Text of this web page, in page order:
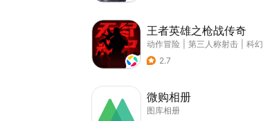
王者英雄之枪战传奇
动作冒险 第三人称射击 科幻
2.7
微购相册
图库相册